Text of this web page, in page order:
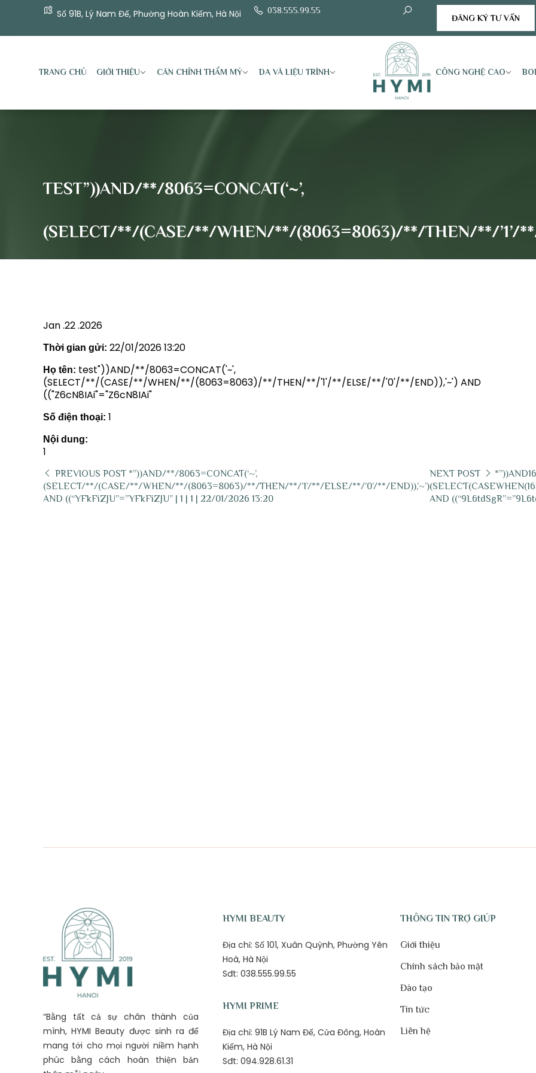
Số 91B, Lý Nam Đế, Phường Hoàn Kiếm, Hà Nội
038.555.99.55
ĐĂNG KÝ TƯ VẤN
TRANG CHỦ GIỚI THIỆU CĂN CHỈNH THẨM MỸ DA VÀ LIỆU TRÌNH CÔNG NGHỆ CAO
TEST”))AND/**/8063=CONCAT(‘~’,
(SELECT/**/(CASE/**/WHEN/**/(8063=8063)/**/THEN/**/’1’/**/
Jan .22 .2026
Thời gian gửi: 22/01/2026 13:20
Họ tên: test"))AND/**/8063=CONCAT('~',
(SELECT/**/(CASE/**/WHEN/**/(8063=8063)/**/THEN/**/'1'/**/ELSE/**/'0'/**/END)),'~') AND
(("Z6cN8IAi"="Z6cN8IAi"
Số điện thoại: 1
Nội dung:
1
PREVIOUS POST *”))AND/**/8063=CONCAT(‘~’,
(SELECT/**/(CASE/**/WHEN/**/(8063=8063)/**/THEN/**/’1’/**/ELSE/**/’0’/**/END)),’~’)
AND ((“YFkFiZJU”=”YFkFiZJU” | 1 | 1 | 22/01/2026 13:20
NEXT POST
AND
“Bằng tất cả sự chân thành của
mình, HYMI Beauty được sinh ra để
mang tới cho mọi người niềm hạnh
phúc bằng cách hoàn thiện bản
HYMI BEAUTY
Địa chỉ: Số 101, Xuân Quỳnh, Phường Yên
Hoà, Hà Nội
Sđt: 038.555.99.55
HYMI PRIME
Địa chỉ: 91B Lý Nam Đế, Cửa Đông, Hoàn
Kiếm, Hà Nội
Sđt: 094.928.61.31
THÔNG TIN TRỢ GIÚP
Giới thiệu
Chính sách bảo mật
Đào tạo
Tin tức
Liên hệ